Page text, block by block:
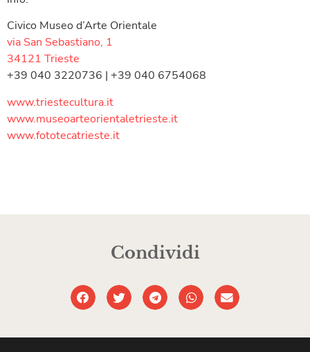
Civico Museo d’Arte Orientale
via San Sebastiano, 1
34121 Trieste
+39 040 3220736 | +39 040 6754068
www.triestecultura.it
www.museoarteorientaletrieste.it
www.fototecatrieste.it
Condividi